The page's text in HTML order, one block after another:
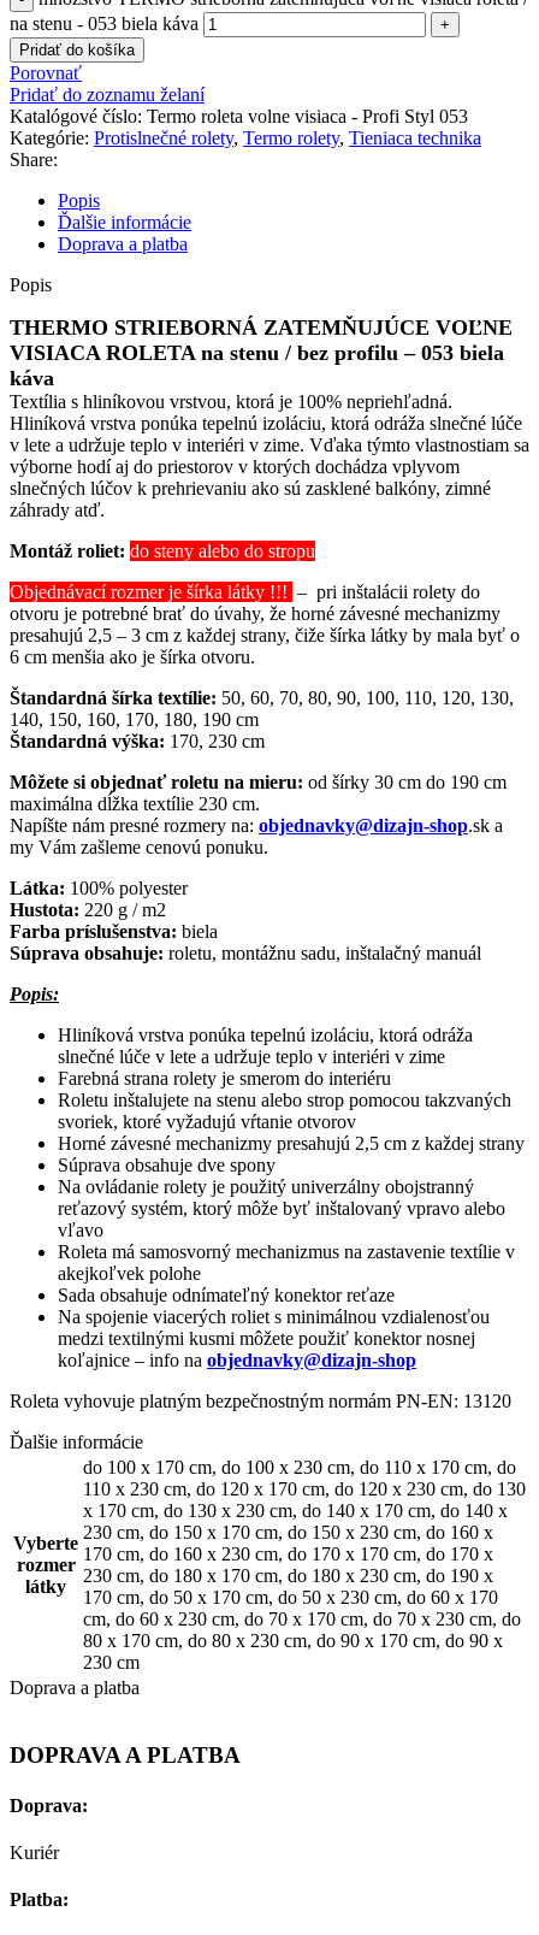
na stenu - 053 biela káva
Pridať do košíka
Porovnať
Pridať do zoznamu želaní
Katalógové číslo: Termo roleta volne visiaca - Profi Styl 053
Kategórie: Protislnečné rolety, Termo rolety, Tieniaca technika
Share:
Popis
Ďalšie informácie
Doprava a platba
Popis
THERMO STRIEBORNÁ ZATEMŇUJÚCE VOĽNE
VISIACA ROLETA na stenu / bez profilu – 053 biela
káva
Textília s hliníkovou vrstvou, ktorá je 100% nepriehľadná.
Hliníková vrstva ponúka tepelnú izoláciu, ktorá odráža slnečné lúče
v lete a udržuje teplo v interiéri v zime. Vďaka týmto vlastnostiam sa
výborne hodí aj do priestorov v ktorých dochádza vplyvom
slnečných lúčov k prehrievaniu ako sú zasklené balkóny, zimné
záhrady atď.
Montáž roliet: do steny alebo do stropu
Objednávací rozmer je šírka látky !!! – pri inštalácii rolety do
otvoru je potrebné brať do úvahy, že horné závesné mechanizmy
presahujú 2,5 – 3 cm z každej strany, čiže šírka látky by mala byť o
6 cm menšia ako je šírka otvoru.
Štandardná šírka textílie: 50, 60, 70, 80, 90, 100, 110, 120, 130,
140, 150, 160, 170, 180, 190 cm
Štandardná výška: 170, 230 cm
Môžete si objednať roletu na mieru: od šírky 30 cm do 190 cm
maximálna dĺžka textílie 230 cm.
Napíšte nám presné rozmery na: objednavky@dizajn-shop.sk a
my Vám zašleme cenovú ponuku.
Látka: 100% polyester
Hustota: 220 g / m2
Farba príslušenstva: biela
Súprava obsahuje: roletu, montážnu sadu, inštalačný manuál
Popis:
Hliníková vrstva ponúka tepelnú izoláciu, ktorá odráža
slnečné lúče v lete a udržuje teplo v interiéri v zime
Farebná strana rolety je smerom do interiéru
Roletu inštalujete na stenu alebo strop pomocou takzvaných
svoriek, ktoré vyžadujú vŕtanie otvorov
Horné závesné mechanizmy presahujú 2,5 cm z každej strany
Súprava obsahuje dve spony
Na ovládanie rolety je použitý univerzálny obojstranný
reťazový systém, ktorý môže byť inštalovaný vpravo alebo
vľavo
Roleta má samosvorný mechanizmus na zastavenie textílie v
akejkoľvek polohe
Sada obsahuje odnímateľný konektor reťaze
Na spojenie viacerých roliet s minimálnou vzdialenosťou
medzi textilnými kusmi môžete použiť konektor nosnej
koľajnice – info na objednavky@dizajn-shop
Roleta vyhovuje platným bezpečnostným normám PN-EN: 13120
Ďalšie informácie
Vyberte
rozmer
látky
do 100 x 170 cm, do 100 x 230 cm, do 110 x 170 cm, do
110 x 230 cm, do 120 x 170 cm, do 120 x 230 cm, do 130
x 170 cm, do 130 x 230 cm, do 140 x 170 cm, do 140 x
230 cm, do 150 x 170 cm, do 150 x 230 cm, do 160 x
170 cm, do 160 x 230 cm, do 170 x 170 cm, do 170 x
230 cm, do 180 x 170 cm, do 180 x 230 cm, do 190 x
170 cm, do 50 x 170 cm, do 50 x 230 cm, do 60 x 170
cm, do 60 x 230 cm, do 70 x 170 cm, do 70 x 230 cm, do
80 x 170 cm, do 80 x 230 cm, do 90 x 170 cm, do 90 x
230 cm
Doprava a platba
DOPRAVA A PLATBA
Doprava:
Kuriér
Platba: